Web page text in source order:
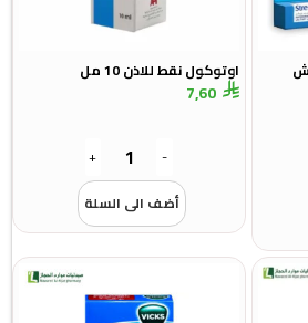
اوتوكول نقط للاذن 10 مل
7,60
-
+
أضف الى السلة